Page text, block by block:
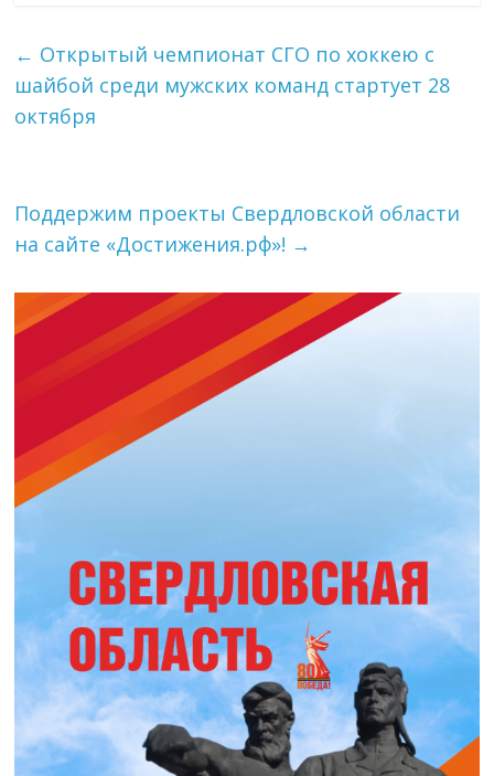
← Открытый чемпионат СГО по хоккею с
шайбой среди мужских команд стартует 28
октября
Поддержим проекты Свердловской области
на сайте «Достижения.рф»! →